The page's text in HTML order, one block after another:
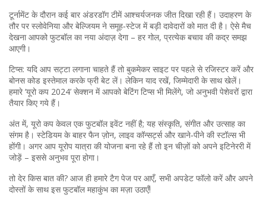
टूर्नामेंट के दौरान कई बार अंडरडॉग टीमें आश्चर्यजनक जीत दिखा रही हैं। उदाहरण के
तौर पर स्लोवेनिया और बेल्जियम ने समूह‑स्टेज में बड़ी दावेदारों को मात दी है। ऐसे मैच
देखना आपको फुटबॉल का नया अंदाज़ देगा – हर गोल, प्रत्येक बचाव की कद्र समझ
आएगी।
टिप्स: यदि आप सट्टा लगाना चाहते हैं तो बुकमेकर साइट पर पहले से रजिस्टर करें और
बोनस कोड इस्तेमाल करके फ्री बेट लें। लेकिन याद रखें, जिम्मेदारी के साथ खेलें।
हमारे ‘यूरो कप 2024’ सेक्शन में आपको बेटिंग टिप्स भी मिलेंगे, जो अनुभवी पेशेवरों द्वारा
तैयार किए गये हैं।
अंत में, यूरो कप केवल एक फुटबॉल इवेंट नहीं है; यह संस्कृति, संगीत और उत्साह का
संगम है। स्टेडियम के बाहर फैन ज़ोन, लाइव कॉन्सर्ट्स और खाने‑पीने की स्टॉल्स भी
होंगी। अगर आप यूरोप यात्रा की योजना बना रहे हैं तो इन चीज़ों को अपने इटिनेररी में
जोड़ें – इससे अनुभव पूरा होगा।
तो देर किस बात की? आज ही हमारे टैग पेज पर आएँ, सभी अपडेट फॉलो करें और अपने
दोस्तों के साथ इस फुटबॉल महाकुंभ का मज़ा उठाएँ!